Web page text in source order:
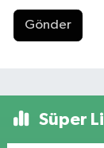
Gönder
Süper